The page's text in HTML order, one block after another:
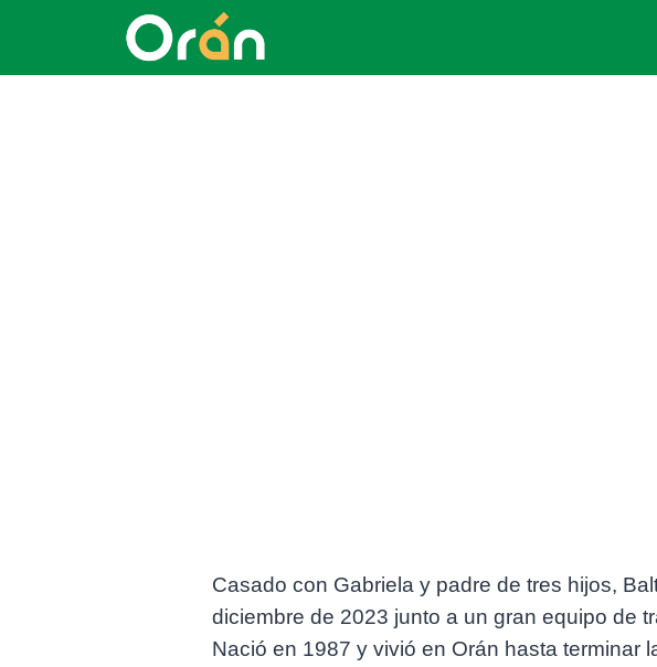
Casado con Gabriela y padre de tres hijos,
diciembre de 2023 junto a un gran equipo de
Nació en 1987 y vivió en Orán hasta terminar